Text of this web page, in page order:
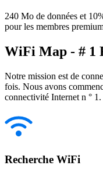
240 Mo de données et
pour les membres
WiFi Map - # 1
Notre mission est de
fois. Nous avons
connectivité Internet n ° 1.
Recherche WiFi